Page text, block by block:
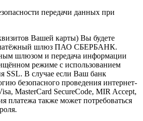
передачи данных при
Вашей карты) Вы будете
шлюз ПАО СБЕРБАНК.
шлюзом и передача информации
режиме с использованием
SSL. В случае если Ваш банк
безопасного проведения интернет-
MasterCard SecureCode, MIR Accept,
платежа также может потребоваться